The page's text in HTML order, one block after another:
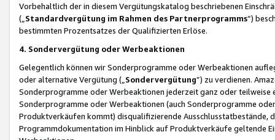
Vorbehaltlich der in diesem Vergütungskatalog beschriebenen
(„ Standardvergütung im Rahmen des Partnerprogramms“)
bestimmten Prozentsatzes der Qualifizierten Erlöse.
4. Sondervergütung oder Werbeaktionen
Gelegentlich können wir Sonderprogramme oder Werbeaktionen
oder alternative Vergütung („ Sondervergütung”) zu verdienen.
Sonderprogramme oder Werbeaktionen jederzeit ganz oder
Sonderprogramme oder Werbeaktionen (auch Sonderprogramme
Produktverkäufen kommt) disqualifizierende Ausschlusstatbestände,
Programmdokumentation im Hinblick auf Produktverkäufe geltende